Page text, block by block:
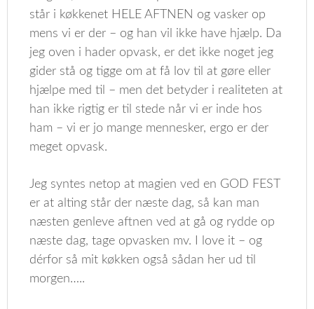
står i køkkenet HELE AFTNEN og vasker op
mens vi er der – og han vil ikke have hjælp. Da
jeg oven i hader opvask, er det ikke noget jeg
gider stå og tigge om at få lov til at gøre eller
hjælpe med til – men det betyder i realiteten at
han ikke rigtig er til stede når vi er inde hos
ham – vi er jo mange mennesker, ergo er der
meget opvask.
Jeg syntes netop at magien ved en GOD FEST
er at alting står der næste dag, så kan man
næsten genleve aftnen ved at gå og rydde op
næste dag, tage opvasken mv. I love it – og
dérfor så mit køkken også sådan her ud til
morgen…..